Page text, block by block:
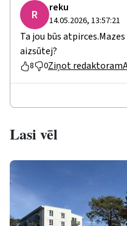
R reku
14.05.2026, 13:57:21
Ta jou būs
aizsūtej?
8 0Ziņot redaktoram
Lasi vēl